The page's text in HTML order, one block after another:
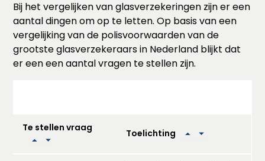
Bij het vergelijken van glasverzekeringen zijn er een
aantal dingen om op te letten. Op basis van een
vergelijking van de polisvoorwaarden van de
grootste glasverzekeraars in Nederland blijkt dat
er een een aantal vragen te stellen zijn.
Te stellen vraag
Toelichting